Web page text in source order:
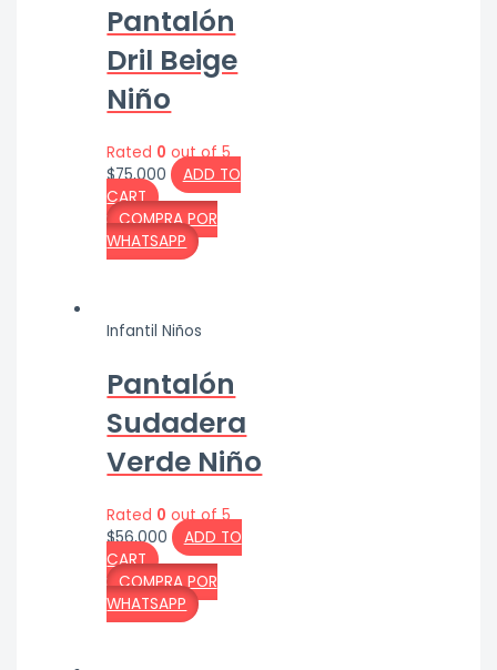
Pantalón
Dril Beige
Niño
Rated 0 out of 5
$75,000
ADD TO
CART
COMPRA POR
WHATSAPP
Infantil Niños
Pantalón
Sudadera
Verde Niño
Rated 0 out of 5
$56,000
ADD TO
CART
COMPRA POR
WHATSAPP